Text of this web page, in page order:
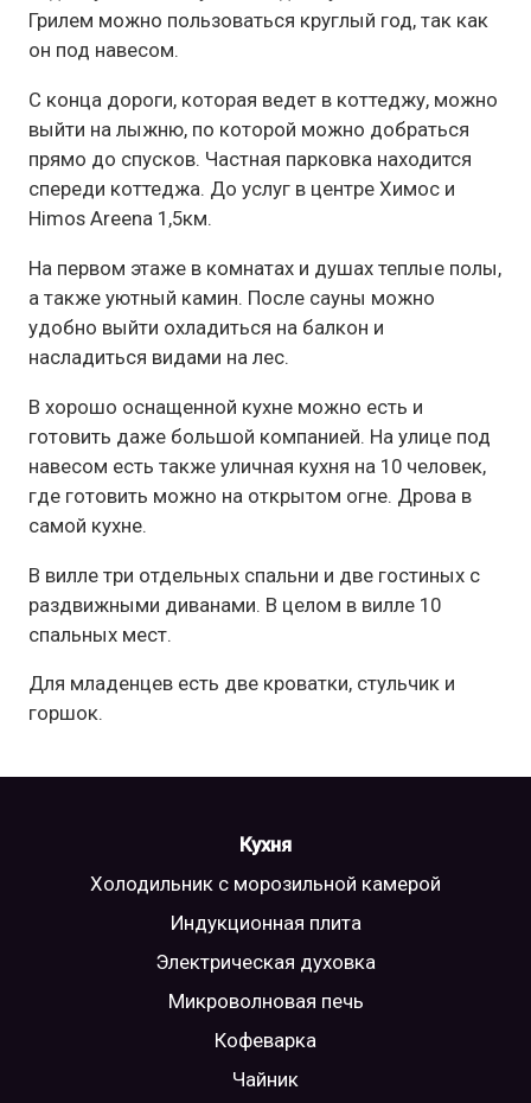
Грилем можно пользоваться круглый год, так как
он под навесом.
С конца дороги, которая ведет в коттеджу, можно
выйти на лыжню, по которой можно добраться
прямо до спусков. Частная парковка находится
спереди коттеджа. До услуг в центре Химос и
Himos Areena 1,5км.
На первом этаже в комнатах и душах теплые полы,
а также уютный камин. После сауны можно
удобно выйти охладиться на балкон и
насладиться видами на лес.
В хорошо оснащенной кухне можно есть и
готовить даже большой компанией. На улице под
навесом есть также уличная кухня на 10 человек,
где готовить можно на открытом огне. Дрова в
самой кухне.
В вилле три отдельных спальни и две гостиных с
раздвижными диванами. В целом в вилле 10
спальных мест.
Для младенцев есть две кроватки, стульчик и
горшок.
Кухня
Холодильник с морозильной камерой
Индукционная плита
Электрическая духовка
Микроволновая печь
Кофеварка
Чайник